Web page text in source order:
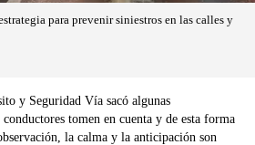
para prevenir siniestros en las calles y
y Seguridad Vía sacó algunas
tomen en cuenta y de esta forma
la calma y la anticipación son